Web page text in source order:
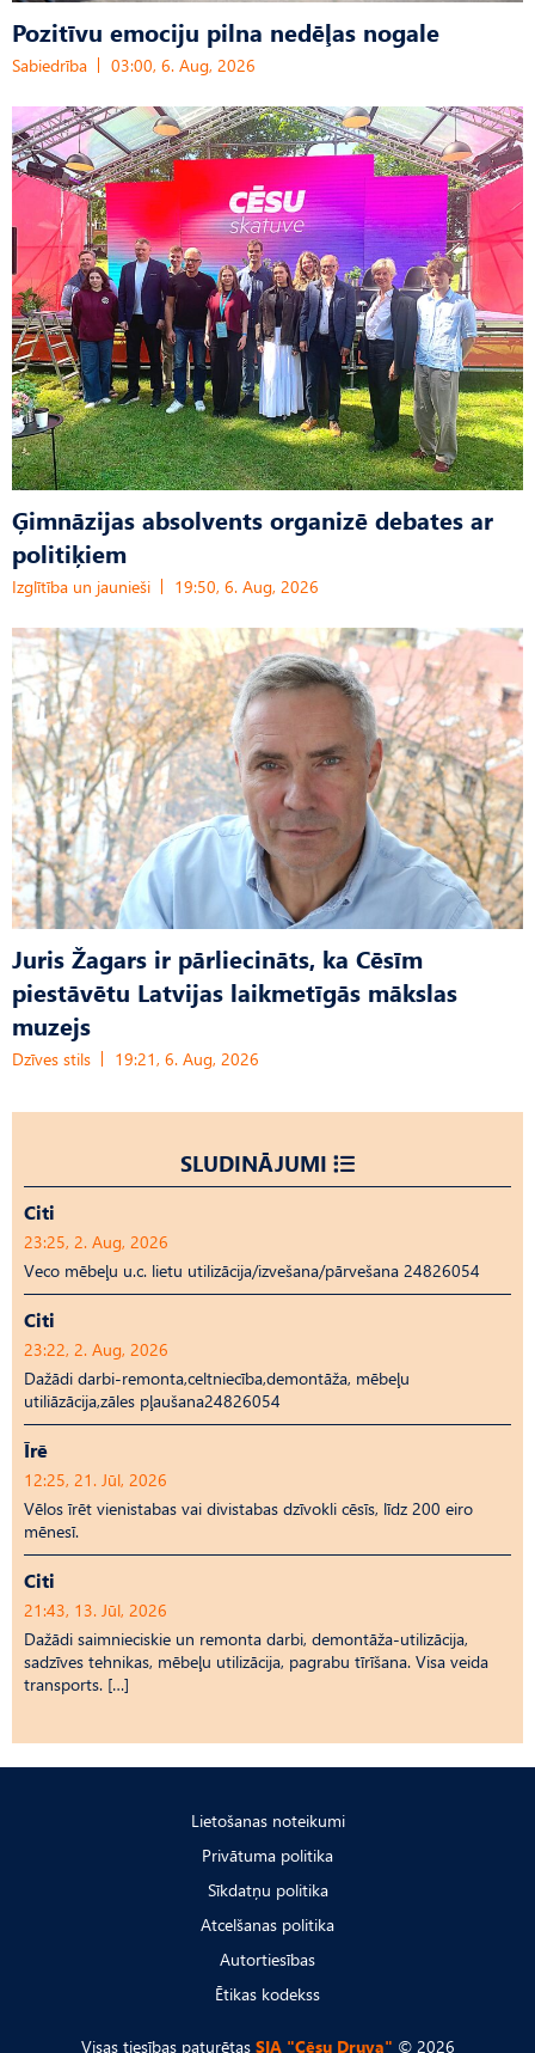
Pozitīvu emociju pilna nedēļas nogale
Sabiedrība 03:00, 6. Aug, 2026
Ģimnāzijas absolvents organizē debates ar
politiķiem
Izglītība un jaunieši 19:50, 6. Aug, 2026
Juris Žagars ir pārliecināts, ka Cēsīm
piestāvētu Latvijas laikmetīgās mākslas
muzejs
Dzīves stils 19:21, 6. Aug, 2026
SLUDINĀJUMI
Citi
23:25, 2. Aug, 2026
Veco mēbeļu u.c. lietu utilizācija/izvešana/pārvešana 24826054
Citi
23:22, 2. Aug, 2026
Dažādi darbi-remonta,celtniecība,demontāža, mēbeļu
utiliāzācija,zāles pļaušana24826054
Īrē
12:25, 21. Jūl, 2026
Vēlos īrēt vienistabas vai divistabas dzīvokli cēsīs, līdz 200 eiro
mēnesī.
Citi
21:43, 13. Jūl, 2026
Dažādi saimnieciskie un remonta darbi, demontāža-utilizācija,
sadzīves tehnikas, mēbeļu utilizācija, pagrabu tīrīšana. Visa veida
transports. […]
Lietošanas noteikumi
Privātuma politika
Sīkdatņu politika
Atcelšanas politika
Autortiesības
Ētikas kodekss
Visas tiesības paturētas SIA "Cēsu Druva" © 2026